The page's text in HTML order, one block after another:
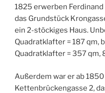
1825 erwerben
das Grundstück
ein 2-stöckiges Haus.
Quadratklafter = 187 qm,
Quadratklafter = 357 qm,
Außerdem war er ab
Kettenbrückengasse 2,